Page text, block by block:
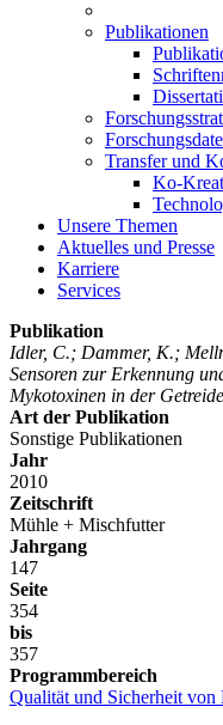
Publikationen
Transfer und
Ko-
Unsere Themen
Aktuelles und Presse
Karriere
Services
Publikation
Idler, C.; Dammer, K.;
Sensoren zur Erkennung
Mykotoxinen in der
Art der Publikation
Sonstige Publikationen
Jahr
2010
Zeitschrift
Mühle + Mischfutter
Jahrgang
147
Seite
354
bis
357
Programmbereich
Qualität und Sicherheit von